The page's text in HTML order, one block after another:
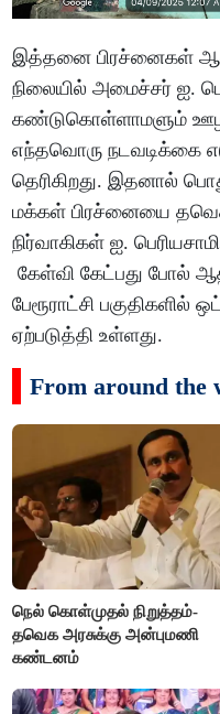
இத்தனை பிரச்னைகள்
நிலையில் அமைச்சர் ஐ.
கண்டுகொள்ளாமளும்
எந்தவொரு நடவடிக்கை
தெரிகிறது. இதனால்
மக்கள் பிரச்னையை
நிர்வாகிகள் ஐ.
கேள்வி கேட்பது போல்
பேரூராட்சி
ஏற்படுத்தி உள்ளது.
From around the
நெல் கொள்முதல் நிறுத்தம்-
தவெக அரசுக்கு அன்புமணி
கண்டனம்